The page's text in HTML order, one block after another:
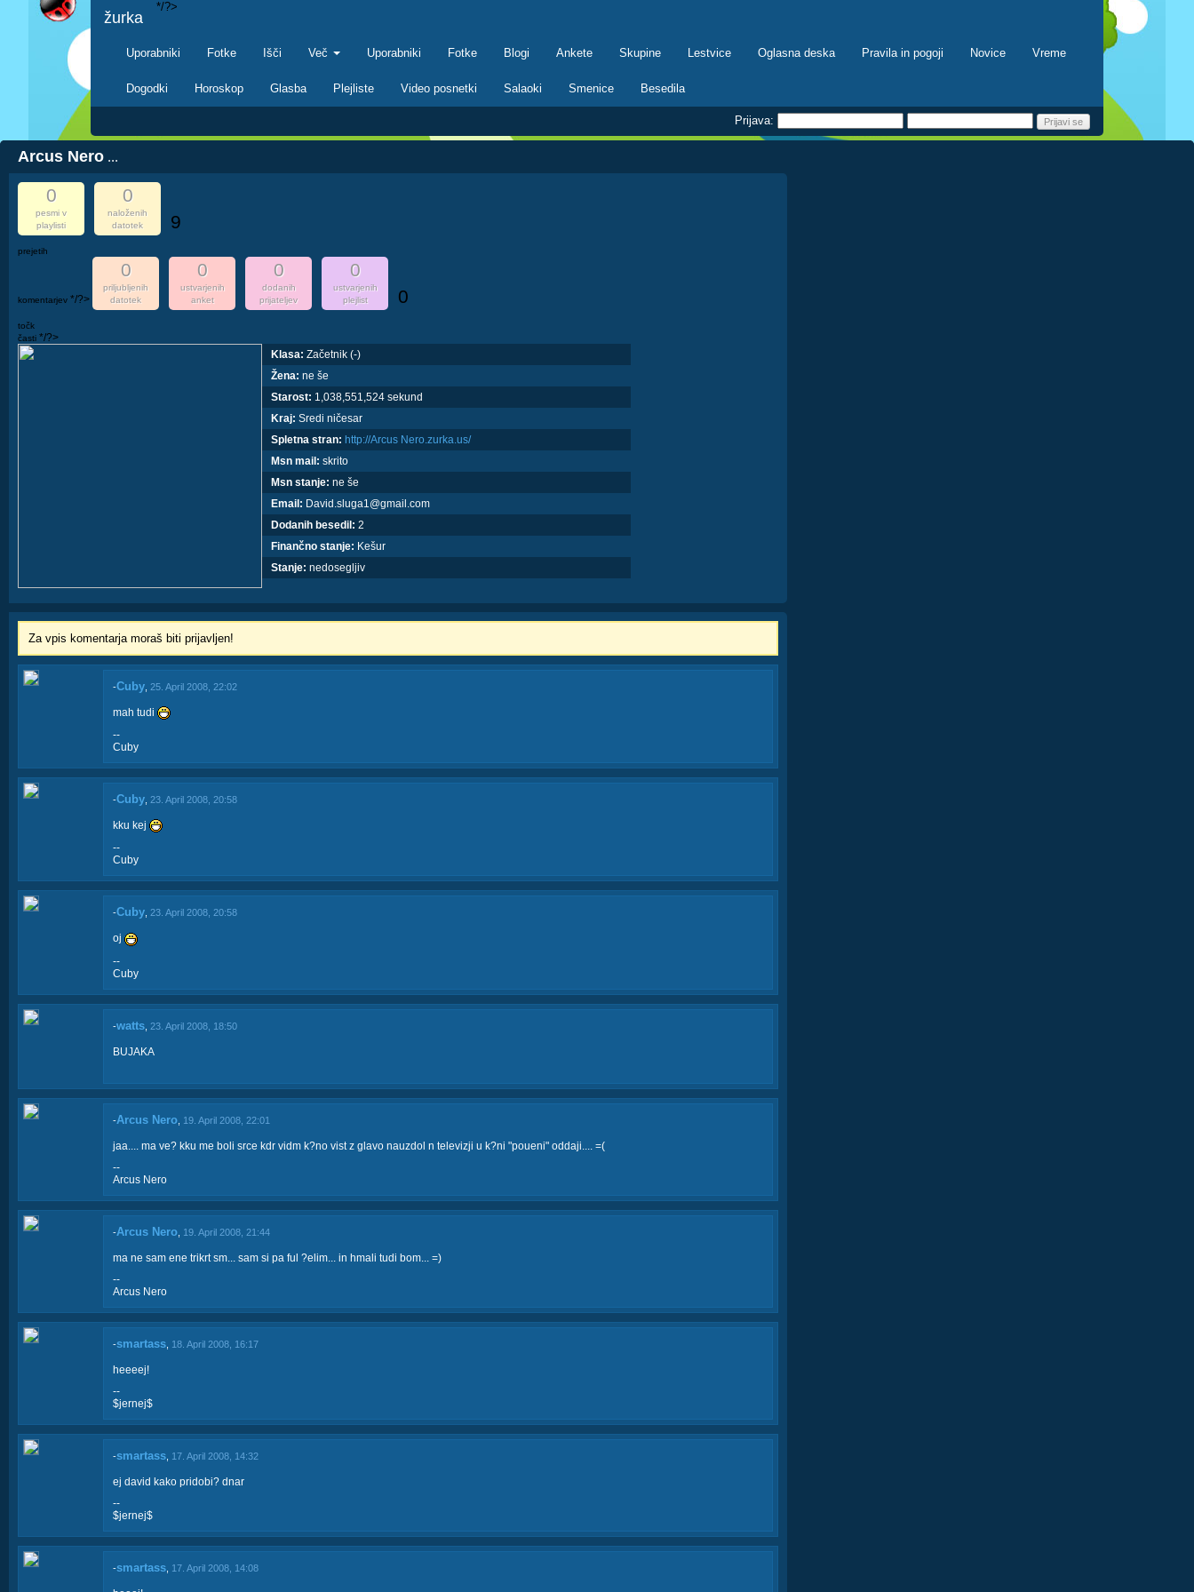
žurka
Uporabniki Fotke Išči Več Uporabniki Fotke Blogi Ankete Skupine Lestvice Oglasna deska Pravila in pogoji Novice Vreme
Dogodki Horoskop Glasba Plejliste Video posnetki Salaoki Smenice Besedila
*/?>
Prijava:
Arcus Nero ...
0
pesmi v
playlisti
0
naloženih
datotek
9
prejetih
komentarjev */?>
0
priljubljenih
datotek
0
ustvarjenih
anket
0
dodanih
prijateljev
0
ustvarjenih
plejlist
0
točk
časti */?>
Klasa: Začetnik (-)
Žena: ne še
Starost: 1,038,551,524 sekund
Kraj: Sredi ničesar
Spletna stran: http://Arcus Nero.zurka.us/
Msn mail: skrito
Msn stanje: ne še
Email: David.sluga1@gmail.com
Dodanih besedil: 2
Finančno stanje: Kešur
Stanje: nedosegljiv
Za vpis komentarja moraš biti prijavljen!
-Cuby 25. April 2008, 22:02
mah tudi
--
Cuby
-Cuby 23. April 2008, 20:58
kku kej
--
Cuby
-Cuby 23. April 2008, 20:58
oj
--
Cuby
-watts 23. April 2008, 18:50
BUJAKA
-Arcus Nero 19. April 2008, 22:01
jaa.... ma ve? kku me boli srce kdr vidm k?no vist z glavo nauzdol n televizji u k?ni "poueni" oddaji.... =(
--
Arcus Nero
-Arcus Nero 19. April 2008, 21:44
ma ne sam ene trikrt sm... sam si pa ful ?elim... in hmali tudi bom... =)
--
Arcus Nero
-smartass 18. April 2008, 16:17
heeeej!
--
$jernej$
-smartass 17. April 2008, 14:32
ej david kako pridobi? dnar
--
$jernej$
-smartass 17. April 2008, 14:08